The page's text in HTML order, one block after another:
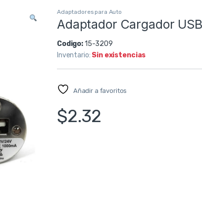
Adaptadores para Auto
Adaptador Cargador
Codigo:15-3209
Inventario: Sin existencias
Añadir a favoritos
$2.32